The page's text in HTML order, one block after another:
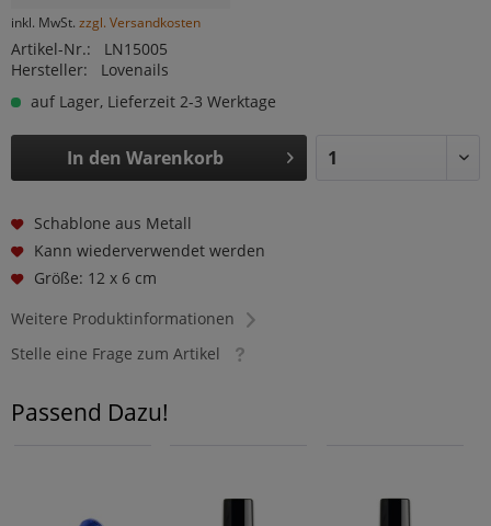
inkl. MwSt. zzgl. Versandkosten
Artikel-Nr.:
LN15005
Hersteller:
Lovenails
auf Lager, Lieferzeit 2-3 Werktage
In den Warenkorb
Schablone aus Metall
Kann wiederverwendet werden
Größe: 12 x 6 cm
Weitere Produktinformationen
Stelle eine Frage zum Artikel
Passend Dazu!